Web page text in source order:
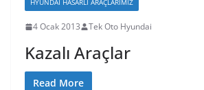
HYUNDAI HASARLI ARAÇLARIMIZ
4 Ocak 2013 Tek Oto Hyundai
Kazalı Araçlar
Read More